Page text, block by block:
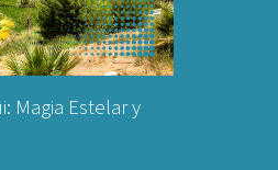
Magia Estelar y